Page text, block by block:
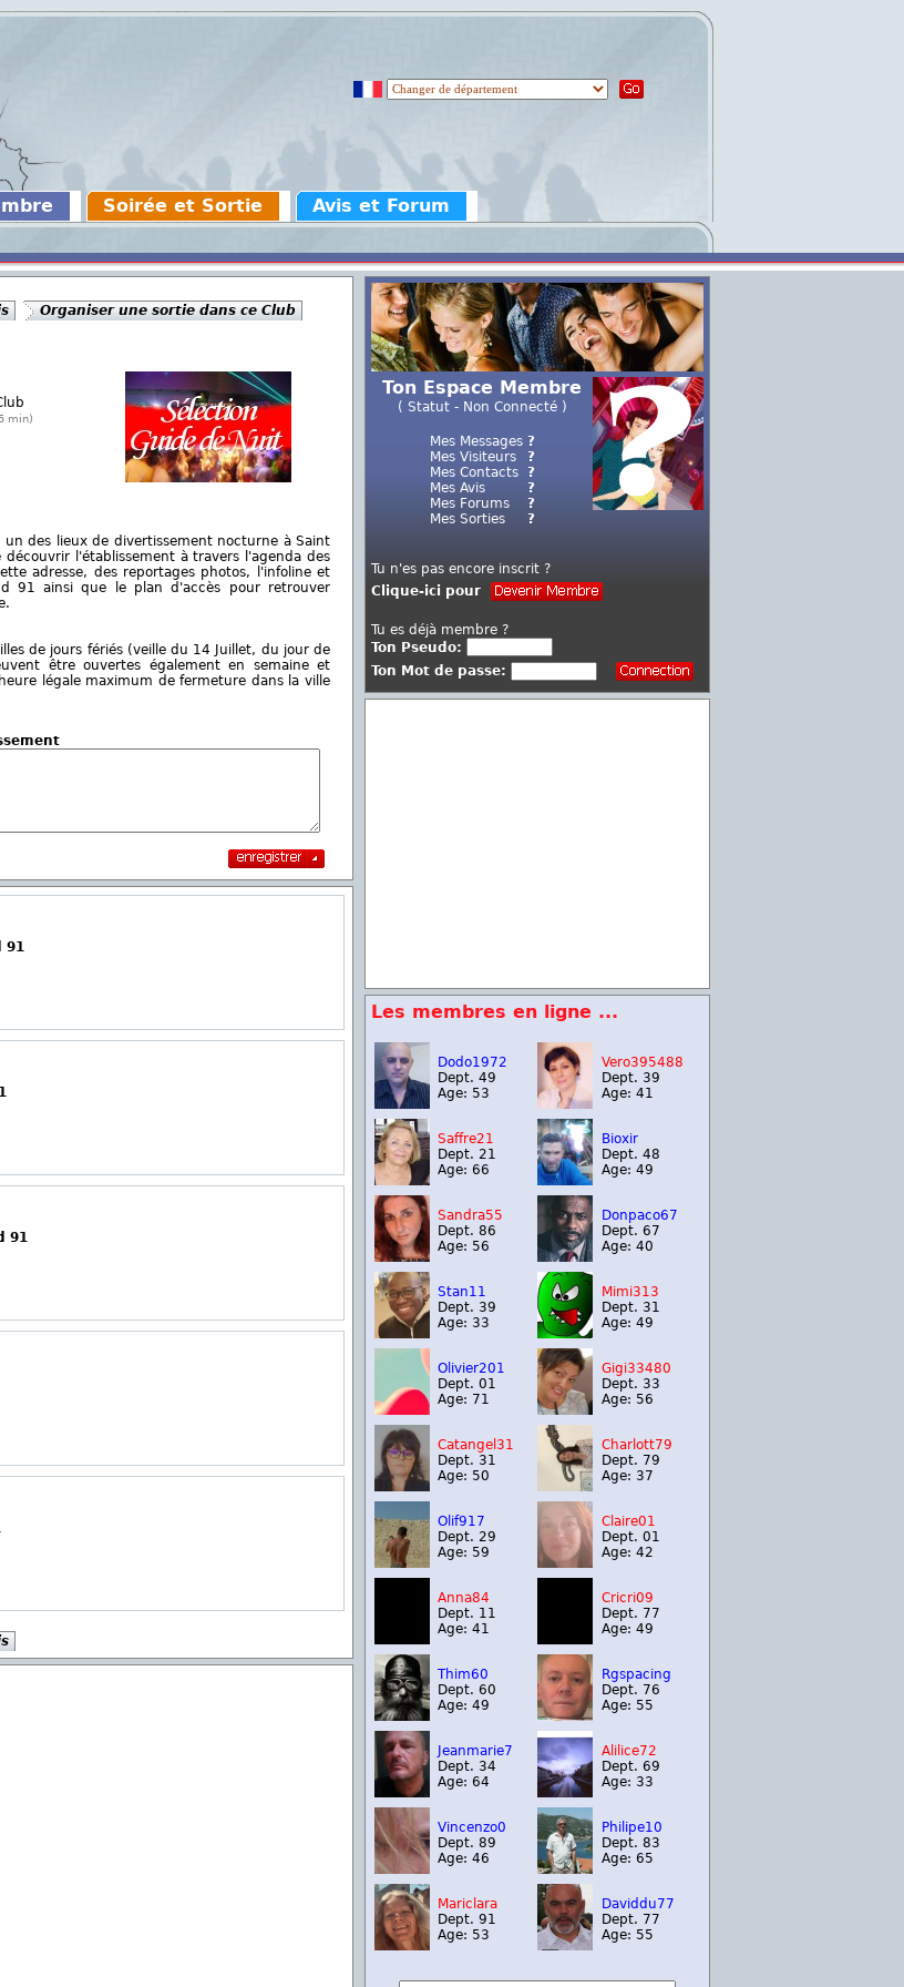
Soirée et Sortie
Avis et Forum
Organiser une sortie dans ce Club
min)
des lieux de divertissement nocturne à Saint
l'établissement à travers l'agenda des
adresse, des reportages photos, l'infoline et
91 ainsi que le plan d'accès pour retrouver
de jours fériés (veille du 14 Juillet, du jour de
être ouvertes également en semaine et
légale maximum de fermeture dans la ville
91
91
Ton Espace Membre
( Statut - Non Connecté )
Mes Messages
Mes Visiteurs
Mes Contacts
Mes Avis
Mes Forums
Mes Sorties
?
?
?
?
?
?
Tu n'es pas encore inscrit ?
Clique-ici pour
Tu es déjà membre ?
Ton Pseudo:
Ton Mot de passe:
Les membres en ligne ...
Dodo1972
Dept. 49
Age: 53
Vero395488
Dept. 39
Age: 41
Saffre21
Dept. 21
Age: 66
Bioxir
Dept. 48
Age: 49
Sandra55
Dept. 86
Age: 56
Donpaco67
Dept. 67
Age: 40
Stan11
Dept. 39
Age: 33
Mimi313
Dept. 31
Age: 49
Olivier201
Dept. 01
Age: 71
Gigi33480
Dept. 33
Age: 56
Catangel31
Dept. 31
Age: 50
Charlott79
Dept. 79
Age: 37
Olif917
Dept. 29
Age: 59
Claire01
Dept. 01
Age: 42
Anna84
Dept. 11
Age: 41
Cricri09
Dept. 77
Age: 49
Thim60
Dept. 60
Age: 49
Rgspacing
Dept. 76
Age: 55
Jeanmarie7
Dept. 34
Age: 64
Alilice72
Dept. 69
Age: 33
Vincenzo0
Dept. 89
Age: 46
Philipe10
Dept. 83
Age: 65
Mariclara
Dept. 91
Age: 53
Daviddu77
Dept. 77
Age: 55